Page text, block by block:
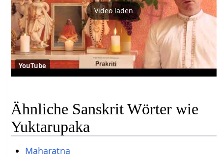
Video laden
YouTube
Ähnliche Sanskrit Wörter wie
Yuktarupaka
Maharatna